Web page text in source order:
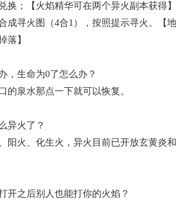
换；
【火焰精华可在两个异火副本获得】
成寻火图（4合1），按照提示寻火。【
落】
，生命为0了怎么办？
的泉水那点一下就可以恢复 。
异火了？
阳火
、化生火，异火目前已开放玄黄炎
开之 后别人也能打你的火焰 ？